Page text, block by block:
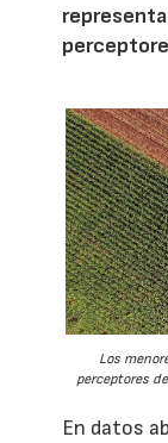
Los
perceptores
En datos